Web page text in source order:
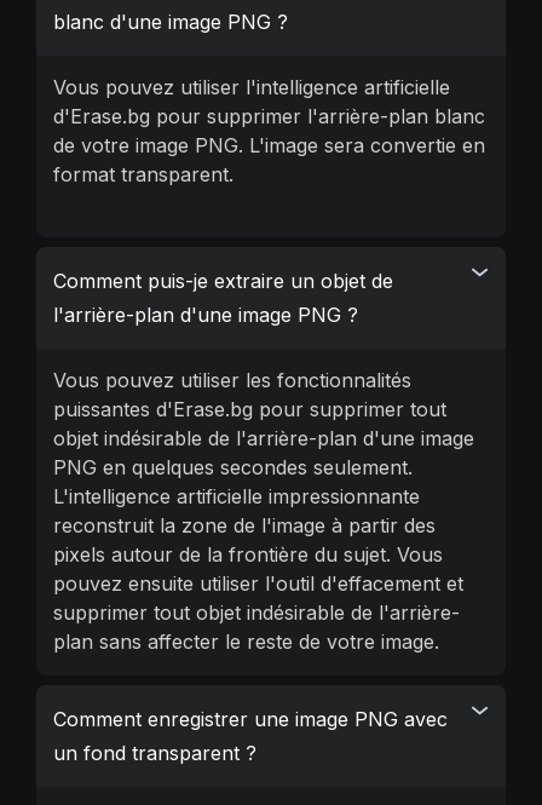
blanc d'une image PNG ?
Vous pouvez utiliser l'intelligence artificielle
d'Erase.bg pour supprimer l'arrière-plan blanc
de votre image PNG. L'image sera convertie en
format transparent.
Comment puis-je extraire un objet de
l'arrière-plan d'une image PNG ?
Vous pouvez utiliser les fonctionnalités
puissantes d'Erase.bg pour supprimer tout
objet indésirable de l'arrière-plan d'une image
PNG en quelques secondes seulement.
L'intelligence artificielle impressionnante
reconstruit la zone de l'image à partir des
pixels autour de la frontière du sujet. Vous
pouvez ensuite utiliser l'outil d'effacement et
supprimer tout objet indésirable de l'arrière-
plan sans affecter le reste de votre image.
Comment enregistrer une image PNG avec
un fond transparent ?